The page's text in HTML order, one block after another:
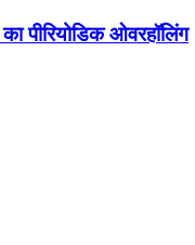
पीरियोडिक ओवरहॉलिंग